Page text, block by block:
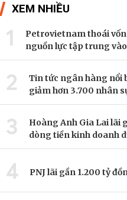
XEM NHIỀU
1
Petrovietnam thoái
nguồn lực tập trung
2
Tin tức ngân hàng nổi
giảm hơn 3.700 nhân
3
Hoàng Anh Gia Lai lãi
dòng tiền kinh doanh
4 PNJ lãi gần 1.200 tỷ